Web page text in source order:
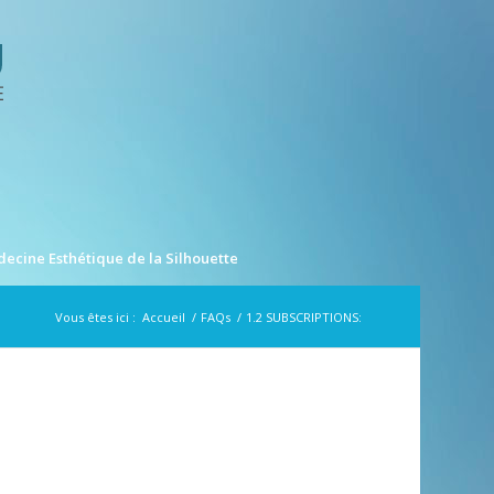
Esthétique de la Silhouette
Vous êtes ici : Accueil / FAQs / 1.2 SUBSCRIPTIONS: